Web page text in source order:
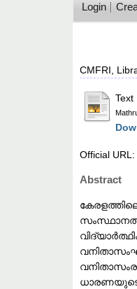
Login
CMFRI,
Text
Official URL:
Abstract
ധാരണയുടെ